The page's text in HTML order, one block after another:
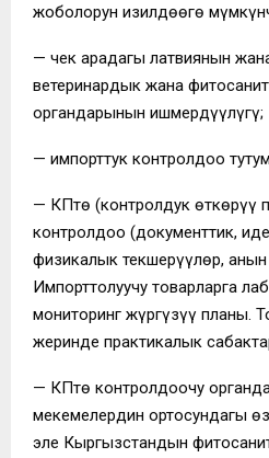
жоболорун изилдөөгө
— чек арадагы латвиянын
ветеринардык жана
органдарынын ишмердүүлүгү;
— импорттук контролдоо
— КӨПтө (контролдук өткөрүү
контролдоо (документтик,
физикалык текшерүүлөр, анын
Импорттолуучу товарларга
мониторинг жүргүзүү планы.
жеринде практикалык
— КӨПтө контролдоочу
мекемелердин ортосундагы
эле Кыргызстандын